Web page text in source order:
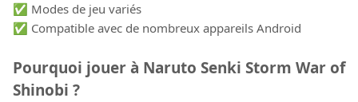
✅ Modes de jeu variés
✅ Compatible avec de nombreux appareils Android
Pourquoi jouer à Naruto Senki Storm War of
Shinobi ?